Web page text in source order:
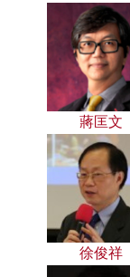
蔣匡文
徐俊祥